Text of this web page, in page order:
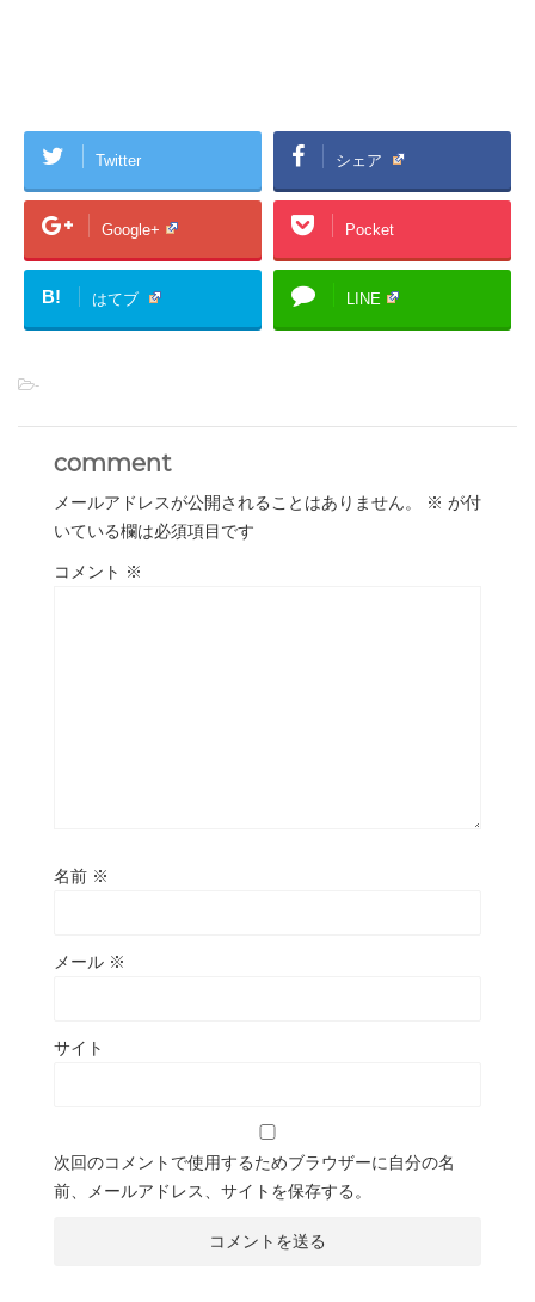
Twitter シェア
Google+ Pocket
B! はてブ LINE
-
comment
メールアドレスが公開されることはありません。 ※ が付
いている欄は必須項目です
コメント ※
名前 ※
メール ※
サイト
次回のコメントで使用するためブラウザーに自分の名
前、メールアドレス、サイトを保存する。